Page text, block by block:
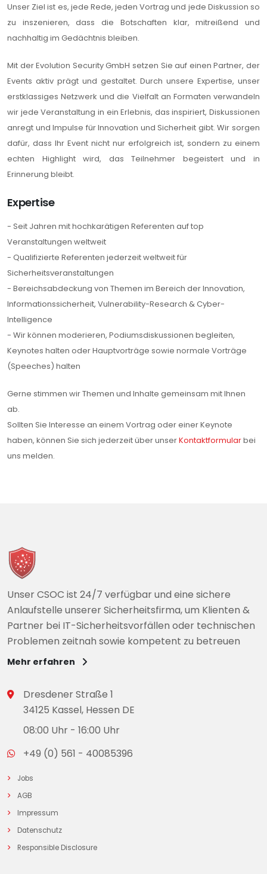
Unser Ziel ist es, jede Rede, jeden Vortrag und jede Diskussion so
zu inszenieren, dass die Botschaften klar, mitreißend und
nachhaltig im Gedächtnis bleiben.
Mit der Evolution Security GmbH setzen Sie auf einen Partner, der
Events aktiv prägt und gestaltet. Durch unsere Expertise, unser
erstklassiges Netzwerk und die Vielfalt an Formaten verwandeln
wir jede Veranstaltung in ein Erlebnis, das inspiriert, Diskussionen
anregt und Impulse für Innovation und Sicherheit gibt. Wir sorgen
dafür, dass Ihr Event nicht nur erfolgreich ist, sondern zu einem
echten Highlight wird, das Teilnehmer begeistert und in
Erinnerung bleibt.
Expertise
- Seit Jahren mit hochkarätigen Referenten auf top
Veranstaltungen weltweit
- Qualifizierte Referenten jederzeit weltweit für
Sicherheitsveranstaltungen
- Bereichsabdeckung von Themen im Bereich der Innovation,
Informationssicherheit, Vulnerability-Research & Cyber-
Intelligence
- Wir können moderieren, Podiumsdiskussionen begleiten,
Keynotes halten oder Hauptvorträge sowie normale Vorträge
(Speeches) halten
Gerne stimmen wir Themen und Inhalte gemeinsam mit Ihnen
ab.
Sollten Sie Interesse an einem Vortrag oder einer Keynote
haben, können Sie sich jederzeit über unserKontaktformularbei
uns melden.
Unser CSOC ist 24/7 verfügbar und eine sichere
Anlaufstelle unserer Sicherheitsfirma, um Klienten &
Partner bei IT-Sicherheitsvorfällen oder technischen
Problemen zeitnah sowie kompetent zu betreuen
Mehr erfahren
Dresdener Straße 1
34125 Kassel, Hessen DE
08:00 Uhr - 16:00 Uhr
+49 (0) 561 - 40085396
Jobs
AGB
Impressum
Datenschutz
Responsible Disclosure